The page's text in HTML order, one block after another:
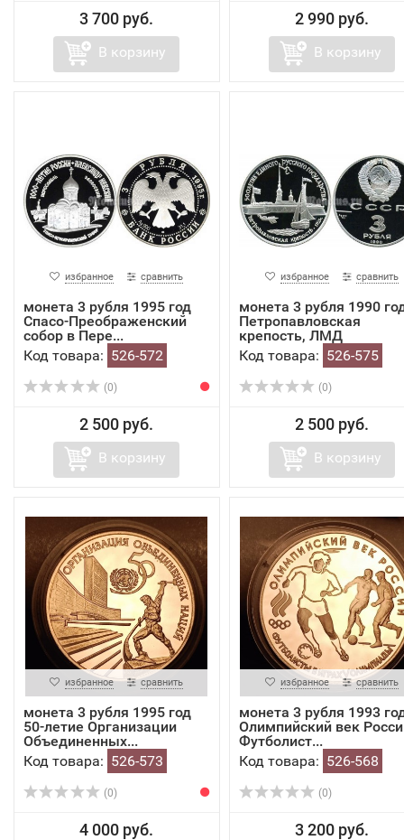
3 700 руб.
В корзину
2 990 руб.
В корзину
избранное сравнить
монета 3 рубля 1995 год
Спасо-Преображенский
собор в Пере...
Код товара: 526-572
(0)
2 500 руб.
В корзину
избранное сравнить
монета 3 рубля 1990
Петропавловская
крепость, ЛМД
Код товара: 526-575
(0)
2 500 руб.
В корзину
избранное сравнить
монета 3 рубля 1995 год
50-летие Организации
Объединенных...
Код товара: 526-573
(0)
4 000 руб.
избранное сравнить
монета 3 рубля 1993
Олимпийский век
Футболист...
Код товара: 526-568
(0)
3 200 руб.